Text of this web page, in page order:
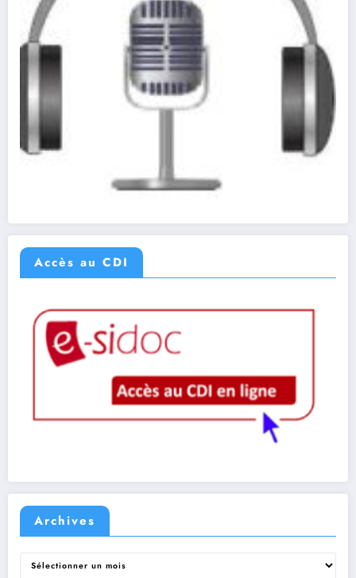
Accès au CDI
Archives
Archives